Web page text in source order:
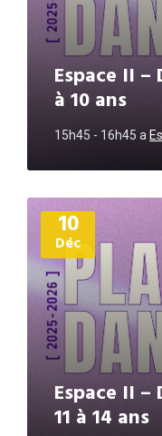
Espace II –
à 10 ans
15h45 - 16h45 a
10
Déc
Espace II –
11 à 14 ans
Plus
d'informations